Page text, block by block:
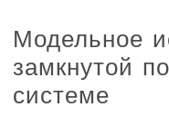
Модельное
замкнутой
системе